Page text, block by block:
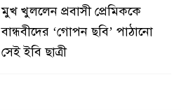
মুখ খুললেন প্রবাসী প্রেমিককে
বান্ধবীদের ‘গোপন ছবি’ পাঠানো
সেই ইবি ছাত্রী